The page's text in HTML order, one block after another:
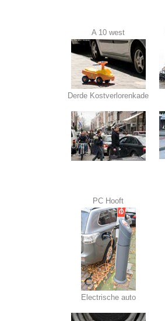
A 10 west
Derde Kostverlorenkade
PC Hooft
Electrische auto